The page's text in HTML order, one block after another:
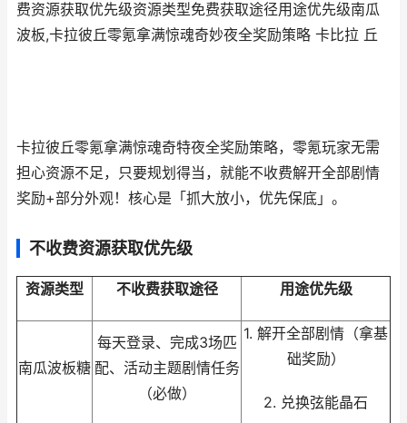
费资源获取优先级资源类型免费获取途径用途优先级南瓜
波板,卡拉彼丘零氪拿满惊魂奇妙夜全奖励策略 卡比拉 丘
卡拉彼丘零氪拿满惊魂奇特夜全奖励策略，零氪玩家无需
担心资源不足，只要规划得当，就能不收费解开全部剧情
奖励+部分外观！核心是「抓大放小，优先保底」。
不收费资源获取优先级
资源类型 不收费获取途径 用途优先级
南瓜波板糖
每天登录、完成3场匹
配、活动主题剧情任务
（必做）
1. 解开全部剧情（拿基
础奖励）
2. 兑换弦能晶石